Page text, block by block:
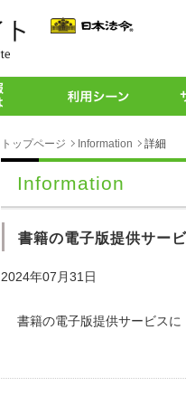
トップページ Information 詳細
Information
書籍の電子版提供サー
2024年07月31日
書籍の電子版提供サービスに